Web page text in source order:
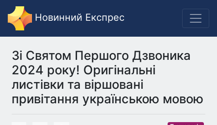
Новинний Експрес
Зі Святом Першого Дзвоника
2024 року! Оригінальні
листівки та віршовані
привітання українською мовою